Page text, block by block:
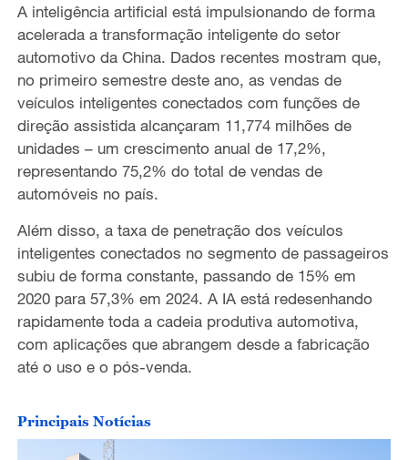
l
a
y
V
i
d
e
o
A inteligência artificial está impulsionando de forma
acelerada a transformação inteligente do setor
automotivo da China. Dados recentes mostram que,
no primeiro semestre deste ano, as vendas de
veículos inteligentes conectados com funções de
direção assistida alcançaram 11,774 milhões de
unidades – um crescimento anual de 17,2%,
representando 75,2% do total de vendas de
automóveis no país.
Além disso, a taxa de penetração dos veículos
inteligentes conectados no segmento de passageiros
subiu de forma constante, passando de 15% em
2020 para 57,3% em 2024. A IA está redesenhando
rapidamente toda a cadeia produtiva automotiva,
com aplicações que abrangem desde a fabricação
até o uso e o pós-venda.
Principais Notícias